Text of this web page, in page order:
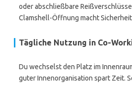
oder abschließbare
Clamshell-Öffnung macht
Tägliche Nutzung in Co-
Du wechselst den Platz im
guter Innenorganisation spart Zeit.